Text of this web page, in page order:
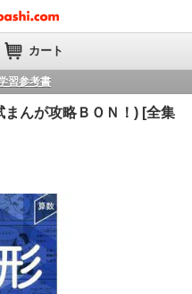
カート
習参考書
んが攻略ＢＯＮ！) [全集